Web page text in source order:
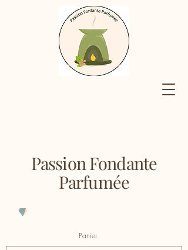
Passion Fondante
Parfumée
Panier